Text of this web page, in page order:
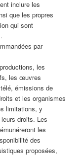
inclure les
que les propres
qui sont
par
les
les œuvres
émissions de
et les organismes
limitations, y
droits. Les
les
des
proposées,